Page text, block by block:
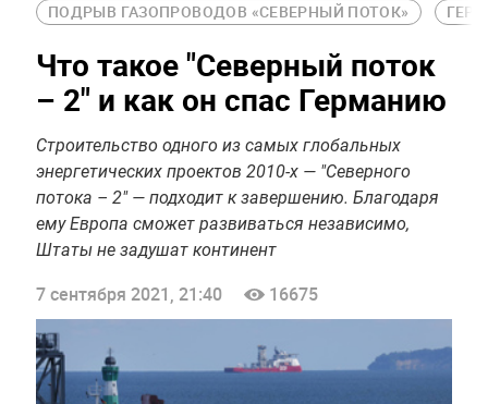
ПОДРЫВ ГАЗОПРОВОДОВ «СЕВЕРНЫЙ ПОТОК»
Что такое "Северный поток
– 2" и как он спас Германию
Строительство одного из самых глобальных
энергетических проектов 2010-х — "Северного
потока – 2" — подходит к завершению. Благодаря
ему Европа сможет развиваться независимо,
Штаты не задушат континент
7 сентября 2021, 21:40 16675